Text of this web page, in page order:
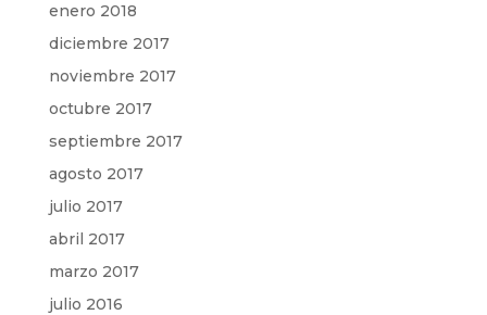
enero 2018
diciembre 2017
noviembre 2017
octubre 2017
septiembre 2017
agosto 2017
julio 2017
abril 2017
marzo 2017
julio 2016